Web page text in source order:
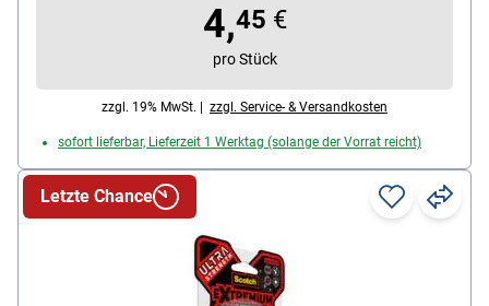
4,45 €
pro Stück
zzgl. 19% MwSt. | zzgl. Service- & Versandkosten
sofort lieferbar, Lieferzeit 1 Werktag (solange der Vorrat reicht)
Letzte Chance